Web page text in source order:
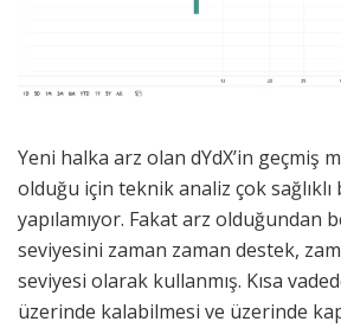
Yeni halka arz olan dYdX’in geçmiş
olduğu için teknik analiz çok sağlıklı
yapılamıyor. Fakat arz olduğundan
seviyesini zaman zaman destek,
seviyesi olarak kullanmış. Kısa
üzerinde kalabilmesi ve üzerinde